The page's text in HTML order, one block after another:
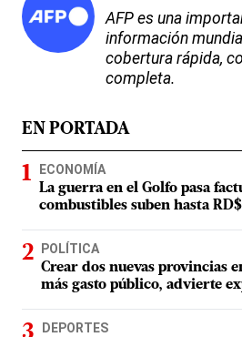
AFP es una
información
cobertura rápida,
completa.
EN PORTADA
ECONOMÍA
La guerra en el Golfo pasa
combustibles suben hasta
POLÍTICA
Crear dos nuevas provincias
más gasto público, advierte
DEPORTES